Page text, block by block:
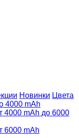
Новинки Цвета
4000 mAh
4000 mAh до 6000
6000 mAh